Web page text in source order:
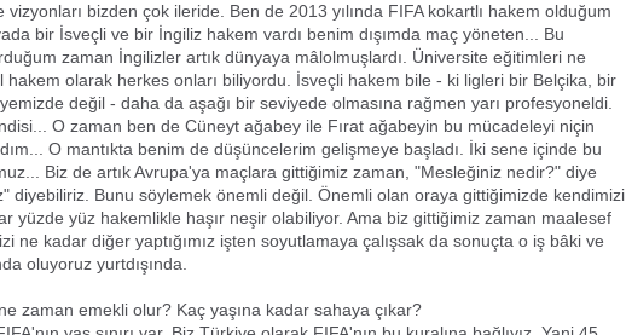
vizyonları bizden çok ileride. Ben de 2013 yılında FIFA kokartlı hakem olduğum
bir İsveçli ve bir İngiliz hakem vardı benim dışımda maç yöneten... Bu
zaman İngilizler artık dünyaya mâlolmuşlardı. Üniversite eğitimleri ne
olarak herkes onları biliyordu. İsveçli hakem bile - ki ligleri bir Belçika, bir
değil - daha da aşağı bir seviyede olmasına rağmen yarı profesyoneldi.
O zaman ben de Cüneyt ağabey ile Fırat ağabeyin bu mücadeleyi niçin
O mantıkta benim de düşüncelerim gelişmeye başladı. İki sene içinde bu
Biz de artık Avrupa'ya maçlara gittiğimiz zaman, "Mesleğiniz nedir?" diye
diyebiliriz. Bunu söylemek önemli değil. Önemli olan oraya gittiğimizde kendimizi
yüzde yüz hakemlikle haşır neşir olabiliyor. Ama biz gittiğimiz zaman maalesef
ne kadar diğer yaptığımız işten soyutlamaya çalışsak da sonuçta o iş bâki ve
oluyoruz yurtdışında.
zaman emekli olur? Kaç yaşına kadar sahaya çıkar?